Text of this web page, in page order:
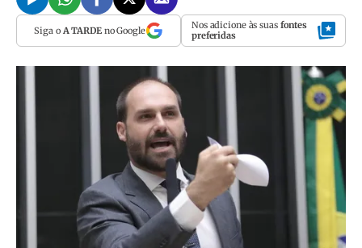
Siga o A TARDEno Google Nos adicione às suas fontes
preferidas